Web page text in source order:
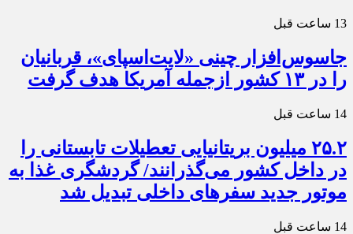
13 ساعت قبل
جاسوس‌افزار چینی «لایت‌اسپای»، قربانیان
را در ۱۳ کشور ازجمله آمریکا هدف گرفت
14 ساعت قبل
۲۵.۲ میلیون بریتانیایی تعطیلات تابستانی را
در داخل کشور می‌گذرانند/ گردشگری غذا به
موتور جدید سفرهای داخلی تبدیل شد
14 ساعت قبل